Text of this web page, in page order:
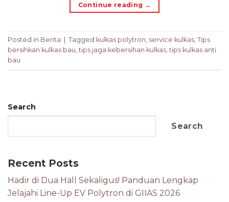
Continue reading →
Posted in Berita Tagged kulkas polytron, service kulkas, Tips
bersihkan kulkas bau, tips jaga kebersihan kulkas, tips kulkas anti
bau
Search
Search
Recent Posts
Hadir di Dua Hall Sekaligus! Panduan Lengkap
Jelajahi Line-Up EV Polytron di GIIAS 2026